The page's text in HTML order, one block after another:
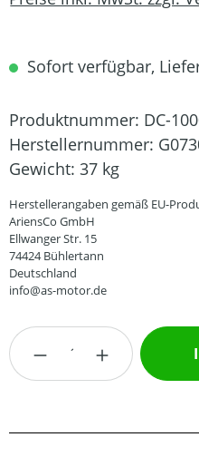
Sofort verfügbar,
Produktnummer: DC-
Herstellernummer:
Gewicht: 37 kg
Herstellerangaben gemäß EU-
AriensCo GmbH
Ellwanger Str. 15
74424 Bühlertann
Deutschland
info@as-motor.de
Produkt Anzahl: